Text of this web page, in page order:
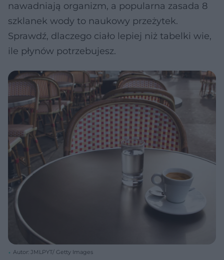
nawadniają organizm, a popularna zasada 8
szklanek wody to naukowy przeżytek.
Sprawdź, dlaczego ciało lepiej niż tabelki wie,
ile płynów potrzebujesz.
Autor: JMLPYT/ Getty Images